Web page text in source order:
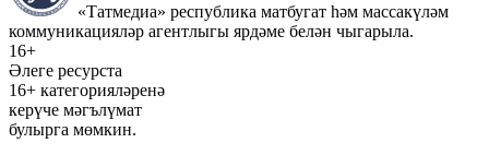
«Татмедиа» республика матбугат һәм массакүләм
коммуникацияләр агентлыгы ярдәме белән чыгарыла.
16+
Әлеге ресурста
16+ категорияләренә
керүче мәгълүмат
булырга мөмкин.